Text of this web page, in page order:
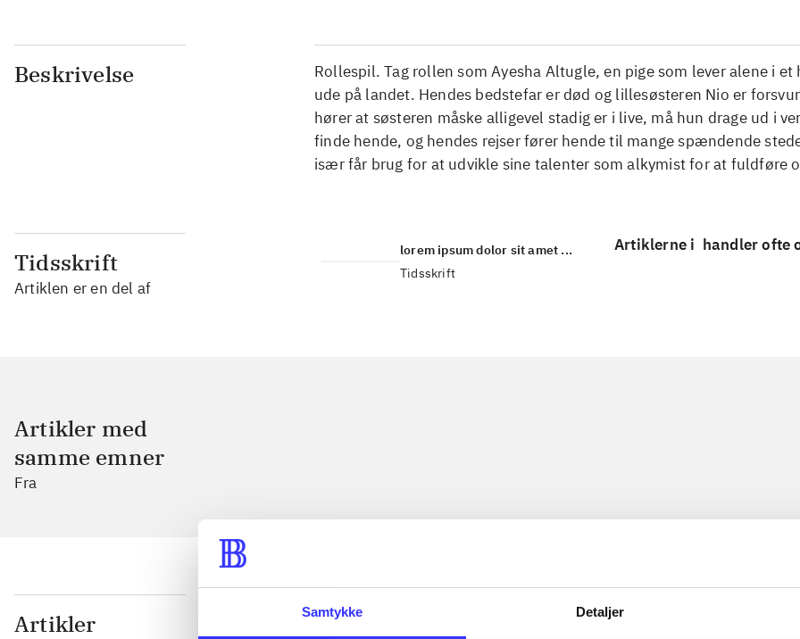
Samtykke Detaljer
Beskrivelse
Rollespil. Tag rollen som Ayesha Altugle, en pige som lever alene i et
ude på landet. Hendes bedstefar er død og lillesøsteren Nio er
hører at søsteren måske alligevel stadig er i live, må hun drage ud i
finde hende, og hendes rejser fører hende til mange spændende
især får brug for at udvikle sine talenter som alkymist for at fuldføre
Tidsskrift
Artiklen er en del af
lorem ipsum dolor sit amet ...
Tidsskrift
Artiklerne i handler ofte
Artikler med
samme emner
Fra
Artikler ...